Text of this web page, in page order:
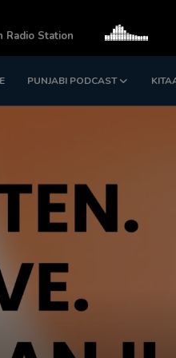
PUNJABI PODCAST
Radio Station